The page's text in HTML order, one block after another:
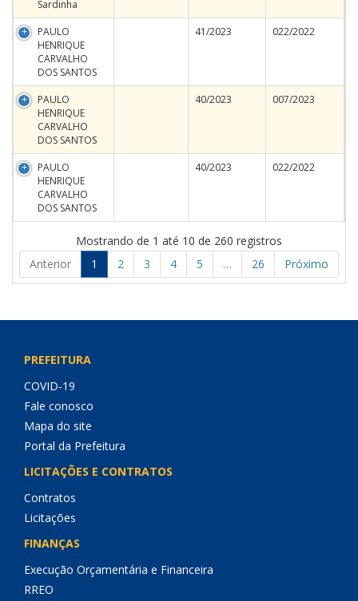
Sardinha
PAULO
HENRIQUE
CARVALHO
DOS SANTOS
41/2023 022/2022
PAULO
HENRIQUE
CARVALHO
DOS SANTOS
40/2023 007/2023
PAULO
HENRIQUE
CARVALHO
DOS SANTOS
40/2023 022/2022
Mostrando de 1 até 10 de 260 registros
Anterior
1 2 3 4 5 … 26 Próximo
PREFEITURA
COVID-19
Fale conosco
Mapa do site
Portal da Prefeitura
LICITAÇÕES E CONTRATOS
Contratos
Licitações
FINANÇAS
Execução Orçamentária e Financeira
RREO